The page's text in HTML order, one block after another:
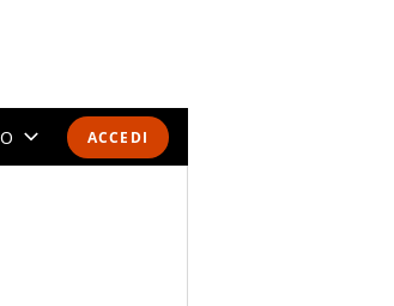
ACCEDI